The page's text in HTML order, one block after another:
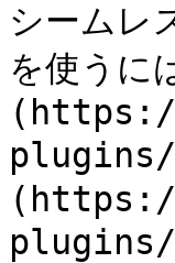
シームレ
を使うに
plugins/
plugins/